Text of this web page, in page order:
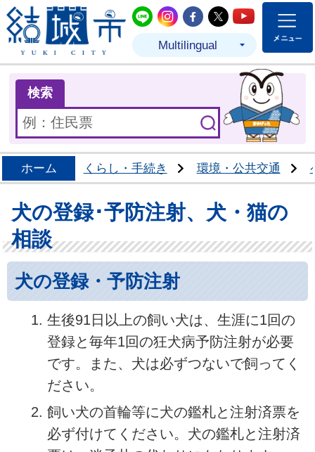
結城市公式LINE
結城市公式Instagram
結城市公式
結城市公式
結城市
Multilingual
検索
ホーム くらし・手続き 環境・公共交通
犬の登録･予防注射、犬・猫の
相談
犬の登録・予防注射
生後91日以上の飼い犬は、生涯に1回の
登録と毎年1回の狂犬病予防注射が必要
です。また、犬は必ずつないで飼ってく
ださい。
飼い犬の首輪等に犬の鑑札と注射済票を
必ず付けてください。犬の鑑札と注射済